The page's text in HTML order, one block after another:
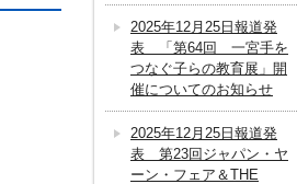
2025年12月25日報道発
表 「第64回 一宮手を
つなぐ子らの教育展」開
催についてのお知らせ
2025年12月25日報道発
表 第23回ジャパン・ヤ
ーン・フェア＆THE